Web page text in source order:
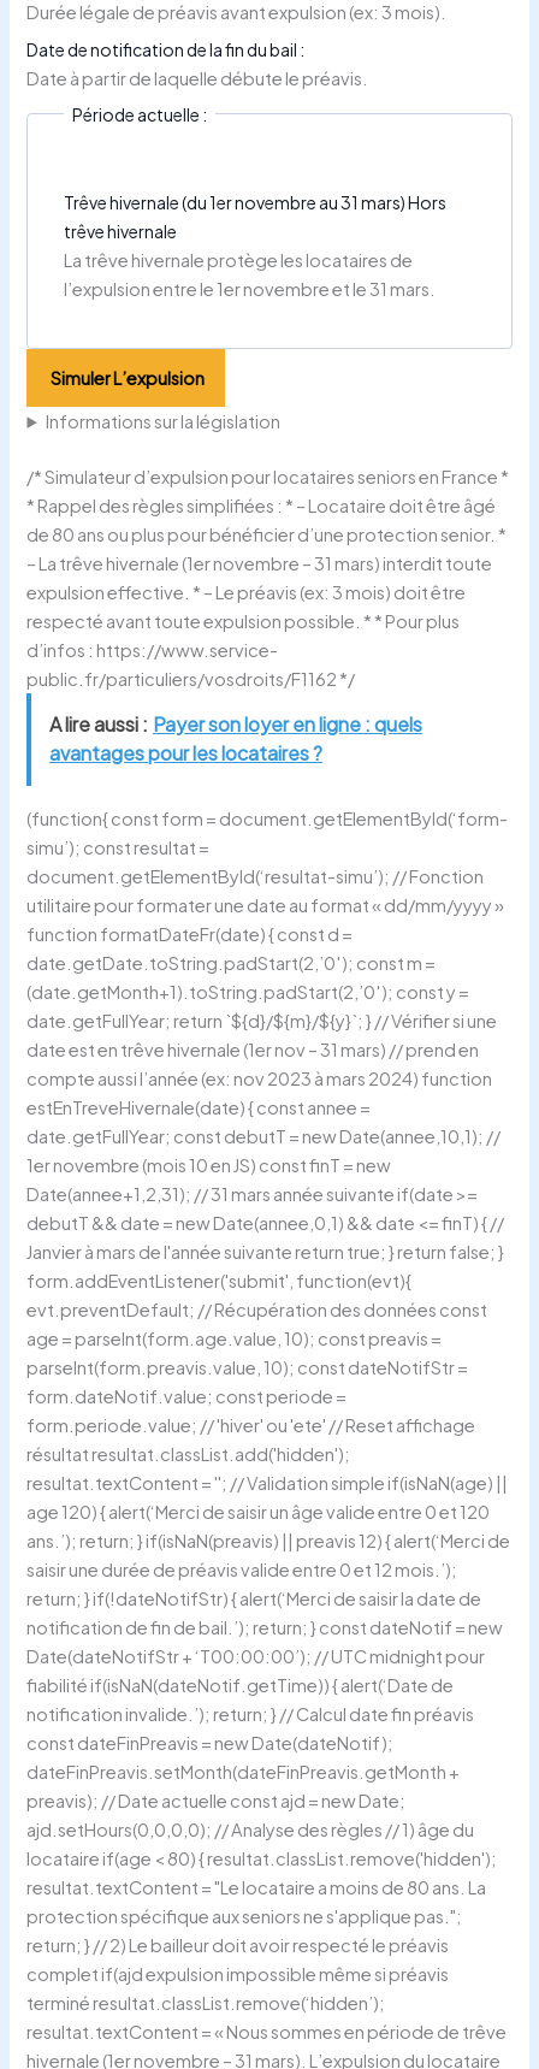
Durée légale de préavis avant expulsion (ex: 3 mois).
Date de notification de la fin du bail :
Date à partir de laquelle débute le préavis.
Période actuelle :
Trêve hivernale (du 1er novembre au 31 mars)Hors
trêve hivernale
La trêve hivernale protège les locataires de
l’expulsion entre le 1er novembre et le 31 mars.
Simuler L’expulsion
Informations sur la législation
/* Simulateur d’expulsion pour locataires seniors en France *
* Rappel des règles simplifiées : * – Locataire doit être âgé
de 80 ans ou plus pour bénéficier d’une protection senior. *
– La trêve hivernale (1er novembre – 31 mars) interdit toute
expulsion effective. * – Le préavis (ex: 3 mois) doit être
respecté avant toute expulsion possible. * * Pour plus
d’infos : https://www.service-
public.fr/particuliers/vosdroits/F1162 */
A lire aussi : Payer son loyer en ligne : quels
avantages pour les locataires ?
(function{ const form = document.getElementById(‘form-
simu’); const resultat =
document.getElementById(‘resultat-simu’); // Fonction
utilitaire pour formater une date au format « dd/mm/yyyy »
function formatDateFr(date) { const d =
date.getDate.toString.padStart(2,’0′); const m =
(date.getMonth+1).toString.padStart(2,’0′); const y =
date.getFullYear; return `${d}/${m}/${y}`; } // Vérifier si une
date est en trêve hivernale (1er nov – 31 mars) // prend en
compte aussi l’année (ex: nov 2023 à mars 2024) function
estEnTreveHivernale(date) { const annee =
date.getFullYear; const debutT = new Date(annee,10,1); //
1er novembre (mois 10 en JS) const finT = new
Date(annee+1,2,31); // 31 mars année suivante if(date >=
debutT && date = new Date(annee,0,1) && date <= finT) { //
Janvier à mars de l'année suivante return true; } return false; }
form.addEventListener('submit', function(evt){
evt.preventDefault; // Récupération des données const
age = parseInt(form.age.value, 10); const preavis =
parseInt(form.preavis.value, 10); const dateNotifStr =
form.dateNotif.value; const periode =
form.periode.value; // 'hiver' ou 'ete' // Reset affichage
résultat resultat.classList.add('hidden');
resultat.textContent = ''; // Validation simple if(isNaN(age) ||
age 120) { alert(‘Merci de saisir un âge valide entre 0 et 120
ans.’); return; } if(isNaN(preavis) || preavis 12) { alert(‘Merci de
saisir une durée de préavis valide entre 0 et 12 mois.’);
return; } if(!dateNotifStr) { alert(‘Merci de saisir la date de
notification de fin de bail.’); return; } const dateNotif = new
Date(dateNotifStr + ‘T00:00:00’); // UTC midnight pour
fiabilité if(isNaN(dateNotif.getTime)) { alert(‘Date de
notification invalide.’); return; } // Calcul date fin préavis
const dateFinPreavis = new Date(dateNotif);
dateFinPreavis.setMonth(dateFinPreavis.getMonth +
preavis); // Date actuelle const ajd = new Date;
ajd.setHours(0,0,0,0); // Analyse des règles // 1) âge du
locataire if(age < 80) { resultat.classList.remove('hidden');
resultat.textContent = "Le locataire a moins de 80 ans. La
protection spécifique aux seniors ne s'applique pas.";
return; } // 2) Le bailleur doit avoir respecté le préavis
complet if(ajd expulsion impossible même si préavis
terminé resultat.classList.remove(‘hidden’);
resultat.textContent = « Nous sommes en période de trêve
hivernale (1er novembre – 31 mars). L’expulsion du locataire